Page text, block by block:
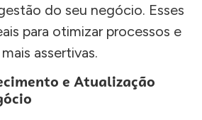
do seu negócio. Esses
para otimizar processos e
assertivas.
e Atualização